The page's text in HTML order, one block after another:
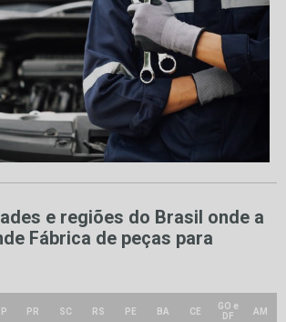
e regiões do Brasil onde a
Fábrica de peças para
PR SC RS PE BA CE
GO e
DF
AM